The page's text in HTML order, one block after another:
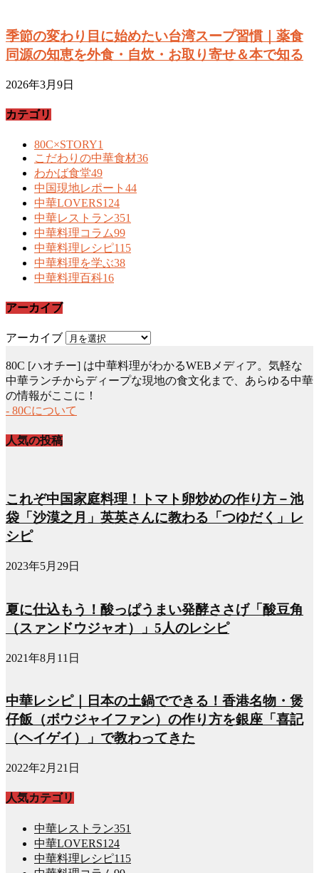
季節の変わり目に始めたい台湾スープ習慣｜薬食
同源の知恵を外食・自炊・お取り寄せ＆本で知る
2026年3月9日
カテゴリ
80C×STORY1
こだわりの中華食材36
わかば食堂49
中国現地レポート 44
中華LOVERS124
中華レストラン351
中華料理コラム99
中華料理レシピ115
中華料理を学ぶ38
中華料理百科16
アーカイブ
アーカイブ
80C [ハオチー] は中華料理がわかるWEBメディア。気軽な
中華ランチからディープな現地の食文化まで、あらゆる中華
の情報がここに！
- 80Cについて
人気の投稿
これぞ中国家庭料理！トマト卵炒めの作り方－池
袋「沙漠之月」英英さんに教わる「つゆだく」レ
シピ
2023年5月29日
夏に仕込もう！酸っぱうまい発酵ささげ「酸豆角
（スァンドウジャオ）」5人のレシピ
2021年8月11日
中華レシピ｜日本の土鍋でできる！香港名物・煲
仔飯（ボウジャイファン）の作り方を銀座「喜記
（ヘイゲイ）」で教わってきた
2022年2月21日
人気カテゴリ
中華レストラン351
中華LOVERS124
中華料理レシピ115